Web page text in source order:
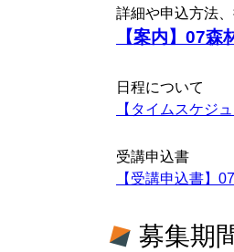
詳細や申込方法
【案内】07
日程について
【タイムスケジ
受講申込書
【受講申込書】
募集期